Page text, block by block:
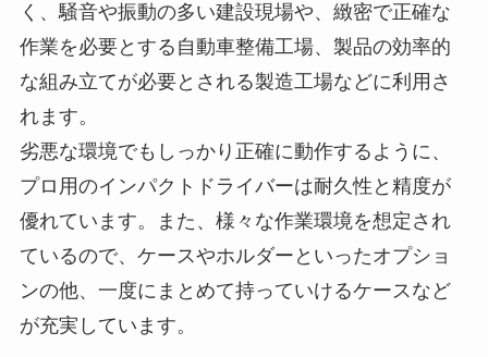
く、騒音や振動の多い建設現場や、緻密で正確な
作業を必要とする自動車整備工場、製品の効率的
な組み立てが必要とされる製造工場などに利用さ
れます。
劣悪な環境でもしっかり正確に動作するように、
プロ用のインパクトドライバーは耐久性と精度が
優れています。また、様々な作業環境を想定され
ているので、ケースやホルダーといったオプショ
ンの他、一度にまとめて持っていけるケースなど
が充実しています。